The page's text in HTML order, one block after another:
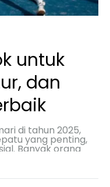
untuk
dan
di tahun 2025,
yang penting,
Banyak orang
cukup…